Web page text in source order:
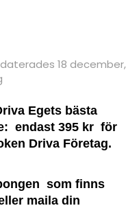
18 december,
Egets bästa
endast 395 kr för
Driva Företag.
som finns
maila din